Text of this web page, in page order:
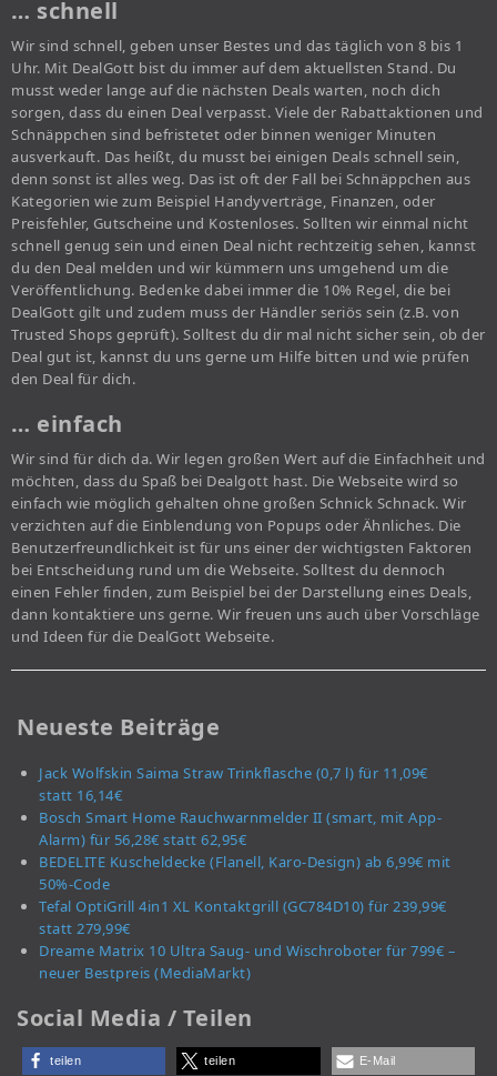
… schnell
Wir sind schnell, geben unser Bestes und das täglich von 8 bis 1
Uhr. Mit DealGott bist du immer auf dem aktuellsten Stand. Du
musst weder lange auf die nächsten Deals warten, noch dich
sorgen, dass du einen Deal verpasst. Viele der Rabattaktionen und
Schnäppchen sind befristetet oder binnen weniger Minuten
ausverkauft. Das heißt, du musst bei einigen Deals schnell sein,
denn sonst ist alles weg. Das ist oft der Fall bei Schnäppchen aus
Kategorien wie zum Beispiel Handyverträge, Finanzen, oder
Preisfehler, Gutscheine und Kostenloses. Sollten wir einmal nicht
schnell genug sein und einen Deal nicht rechtzeitig sehen, kannst
du den Deal melden und wir kümmern uns umgehend um die
Veröffentlichung. Bedenke dabei immer die 10% Regel, die bei
DealGott gilt und zudem muss der Händler seriös sein (z.B. von
Trusted Shops geprüft). Solltest du dir mal nicht sicher sein, ob der
Deal gut ist, kannst du uns gerne um Hilfe bitten und wie prüfen
den Deal für dich.
… einfach
Wir sind für dich da. Wir legen großen Wert auf die Einfachheit und
möchten, dass du Spaß bei Dealgott hast. Die Webseite wird so
einfach wie möglich gehalten ohne großen Schnick Schnack. Wir
verzichten auf die Einblendung von Popups oder Ähnliches. Die
Benutzerfreundlichkeit ist für uns einer der wichtigsten Faktoren
bei Entscheidung rund um die Webseite. Solltest du dennoch
einen Fehler finden, zum Beispiel bei der Darstellung eines Deals,
dann kontaktiere uns gerne. Wir freuen uns auch über Vorschläge
und Ideen für die DealGott Webseite.
Neueste Beiträge
Jack Wolfskin Saima Straw Trinkflasche (0,7 l) für 11,09€
statt 16,14€
Bosch Smart Home Rauchwarnmelder II (smart, mit App-
Alarm) für 56,28€ statt 62,95€
BEDELITE Kuscheldecke (Flanell, Karo-Design) ab 6,99€ mit
50%-Code
Tefal OptiGrill 4in1 XL Kontaktgrill (GC784D10) für 239,99€
statt 279,99€
Dreame Matrix 10 Ultra Saug- und Wischroboter für 799€ –
neuer Bestpreis (MediaMarkt)
Social Media / Teilen
teilen teilen E-Mail